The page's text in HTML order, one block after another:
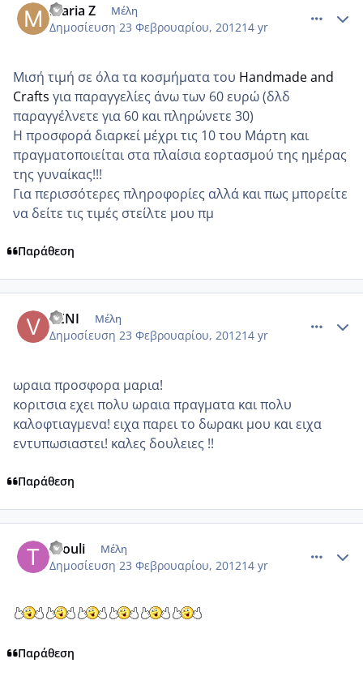
maria Z Μέλη
Δημοσίευση 23 Φεβρουαρίου, 201214 yr
Μισή τιμή σε όλα τα κοσμήματα του Handmade and
Crafts για παραγγελίες άνω των 60 ευρώ (δλδ
παραγγέλνετε για 60 και πληρώνετε 30)
Η προσφορά διαρκεί μέχρι τις 10 του Μάρτη και
πραγματοποιείται στα πλαίσια εορτασμού της ημέρας
της γυναίκας!!!
Για περισσότερες πληροφορίες αλλά και πως μπορείτε
να δείτε τις τιμές στείλτε μου πμ
Παράθεση
VENI Μέλη
Δημοσίευση 23 Φεβρουαρίου, 201214 yr
ωραια προσφορα μαρια!
κοριτσια εχει πολυ ωραια πραγματα και πολυ
καλοφτιαγμενα! ειχα παρει το δωρακι μου και ειχα
εντυπωσιαστει! καλες δουλειες !!
Παράθεση
thouli Μέλη
Δημοσίευση 23 Φεβρουαρίου, 201214 yr
Παράθεση